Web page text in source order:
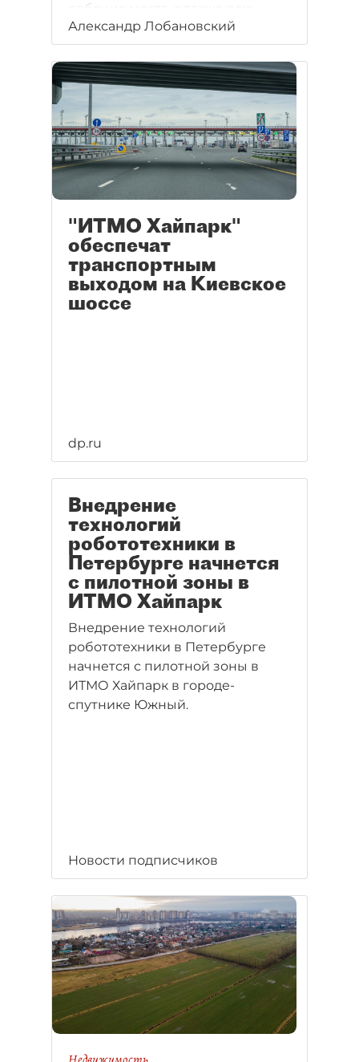
рабочие места, а также всю
необходимую инфраструктуру.
Александр Лобановский
"ИТМО Хайпарк"
обеспечат
транспортным
выходом на Киевское
шоссе
dp.ru
Внедрение
технологий
робототехники в
Петербурге начнется
с пилотной зоны в
ИТМО Хайпарк
Внедрение технологий
робототехники в Петербурге
начнется с пилотной зоны в
ИТМО Хайпарк в городе-
спутнике Южный.
Новости подписчиков